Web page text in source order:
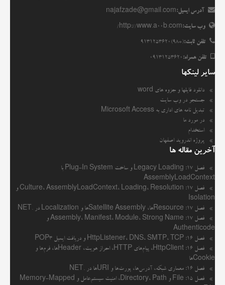
آدرس ایمیل:najafzade@gmail.com
وب سایت:http://www.a00b.com/
تلفن ثابت:(+98)9131253620
تلفن همراه: 09131253620
سایر لینکها
دانلود فایلها و جزوه های word
جستجو در وب سایت
تبدیل نامه های اداری به Microsoft Access
در مورد ما
استخدام
پروژه اندروید اصفهان
آخرین مقاله ها
فصل ۱۷: Legacy Loading و ساخت Plug-In System با
AssemblyLoadContext
فصل ۱۷: Culture، AssemblyLoadContext، Loading، Resolution و
Isolation
فصل ۱۷: Resourceها، Satellite Assemblyها و Localization در .NET
فصل ۱۷: Assembly، Manifest، Module، Strong Name و
Authenticode
فصل ۱۶: HttpListener، DNS، SMTP، TCP و دریافت ایمیل POP3
فصل ۱۶: HttpClient، پیام‌های HTTP، احراز هویت، Headerها، فرم‌ها و
Cookieها
فصل ۱۶: معماری شبکه، آدرس‌ها، پورت‌ها و URIها در .NET
فصل ۱۵: File و Directory، Path، امنیت سیستم‌عامل و Memory-Mapped